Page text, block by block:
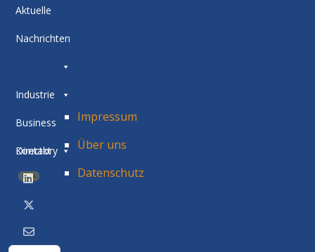
Aktuelle
Nachrichten
Industrie
Business
Directory
BETA
Kontakt
Impressum
Über uns
Datenschutz